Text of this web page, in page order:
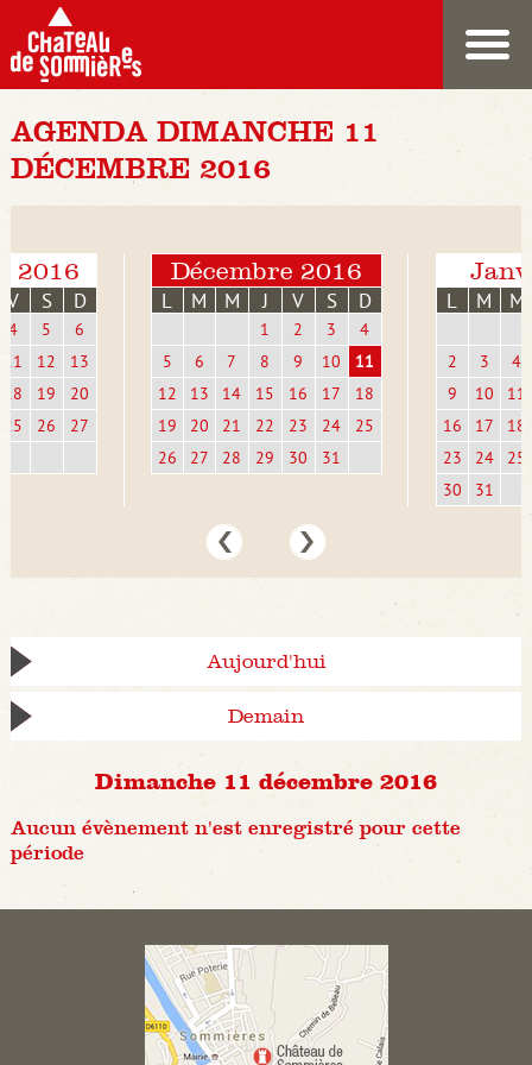
AGENDA DIMANCHE 11
DÉCEMBRE 2016
2016
V S D
4 5
6
11
12
13
18
19
20
25
26 27
Décembre 2016
L M M J V S D
1 2 3
4
5
6 7 8 9 10
11
12
13 14 15 16 17
18
19
20 21 22 23 24
25
26
27 28 29 30 31
L M M
2 3
4
9
10
11
16
17
18
23
24
25
30
31
Aujourd'hui
Demain
Dimanche 11 décembre 2016
Aucun évènement n'est enregistré pour cette
période